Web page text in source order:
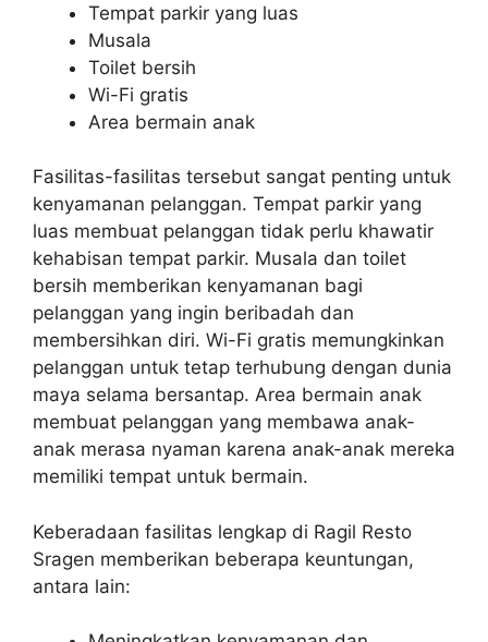
Tempat parkir yang luas
Musala
Toilet bersih
Wi-Fi gratis
Area bermain anak
Fasilitas-fasilitas tersebut sangat penting untuk
kenyamanan pelanggan. Tempat parkir yang
luas membuat pelanggan tidak perlu khawatir
kehabisan tempat parkir. Musala dan toilet
bersih memberikan kenyamanan bagi
pelanggan yang ingin beribadah dan
membersihkan diri. Wi-Fi gratis memungkinkan
pelanggan untuk tetap terhubung dengan dunia
maya selama bersantap. Area bermain anak
membuat pelanggan yang membawa anak-
anak merasa nyaman karena anak-anak mereka
memiliki tempat untuk bermain.
Keberadaan fasilitas lengkap di Ragil Resto
Sragen memberikan beberapa keuntungan,
antara lain: